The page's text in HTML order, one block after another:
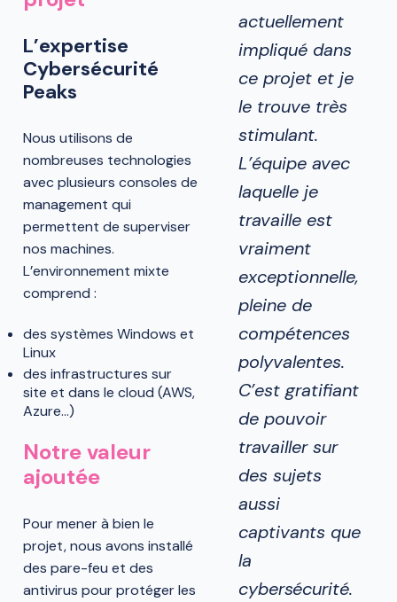
L’expertise
Cybersécurité
Peaks
Nous utilisons de
nombreuses technologies
avec plusieurs consoles de
management qui
permettent de superviser
nos machines.
L’environnement mixte
comprend :
des systèmes Windows et
Linux
des infrastructures sur
site et dans le cloud (AWS,
Azure…)
Notre valeur
ajoutée
Pour mener à bien le
projet, nous avons installé
des pare-feu et des
antivirus pour protéger les
actuellement
impliqué dans
ce projet et je
le trouve très
stimulant.
L’équipe avec
laquelle je
travaille est
vraiment
exceptionnelle,
pleine de
compétences
polyvalentes.
C’est gratifiant
de pouvoir
travailler sur
des sujets
aussi
captivants que
la
cybersécurité.